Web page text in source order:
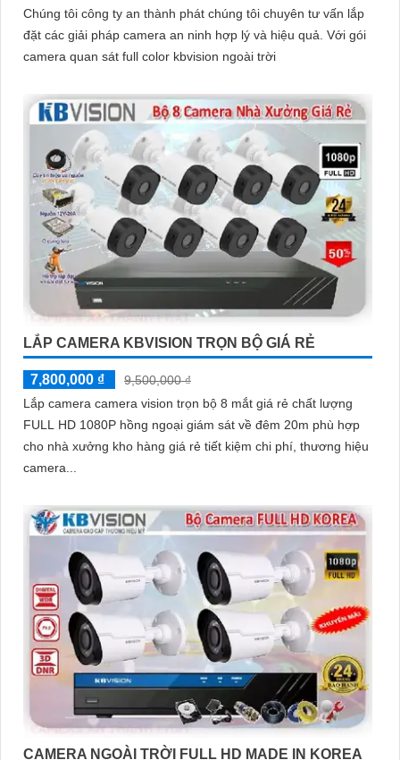
Chúng tôi công ty an thành phát chúng tôi chuyên tư vấn lắp
đặt các giải pháp camera an ninh hợp lý và hiệu quả. Với gói
camera quan sát full color kbvision ngoài trời
LẮP CAMERA KBVISION TRỌN BỘ GIÁ RẺ
7,800,000 ₫
9,500,000 ₫
Lắp camera camera vision trọn bộ 8 mắt giá rẻ chất lượng
FULL HD 1080P hồng ngoại giám sát về đêm 20m phù hợp
cho nhà xưởng kho hàng giá rẻ tiết kiệm chi phí, thương hiệu
camera...
CAMERA NGOÀI TRỜI FULL HD MADE IN KOREA